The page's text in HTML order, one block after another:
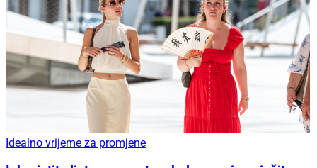
Idealno vrijeme za promjene